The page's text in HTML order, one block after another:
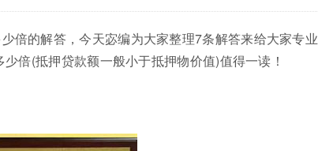
倍的解答，今天宓编为大家整理7条解答来给大家专业
倍(抵押贷款额一般小于抵押物价值)值得一读！